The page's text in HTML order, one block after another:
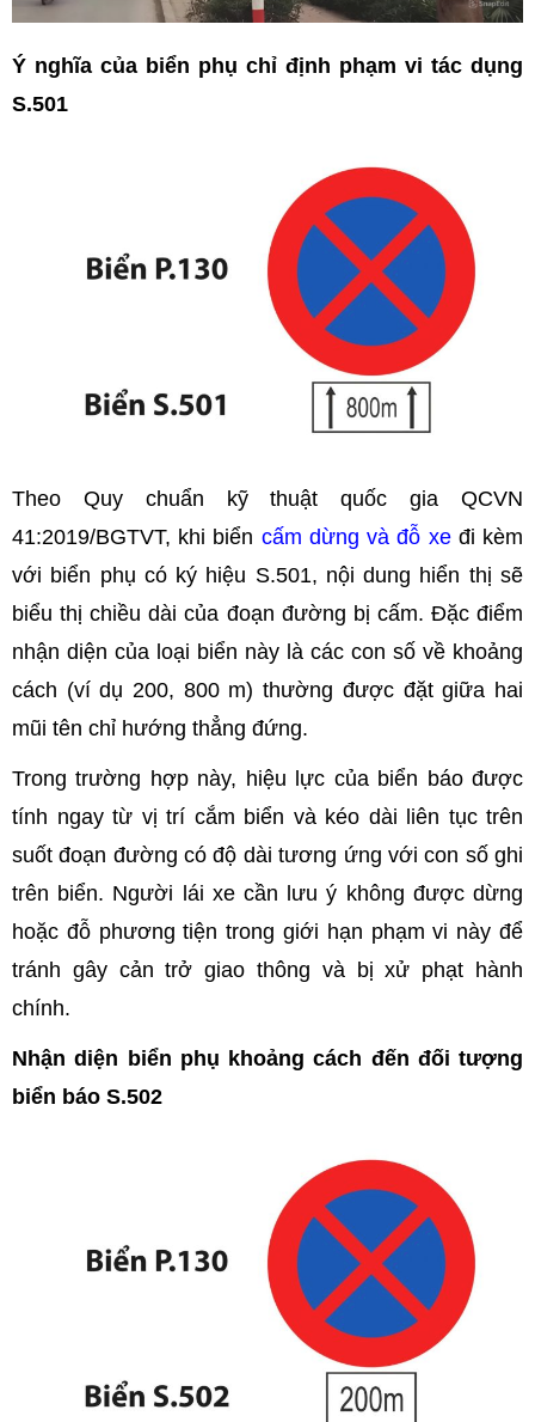
Ý nghĩa của biển phụ chỉ định phạm vi tác dụng
S.501
Theo Quy chuẩn kỹ thuật quốc gia QCVN
41:2019/BGTVT, khi biển cấm dừng và đỗ xe đi kèm
với biển phụ có ký hiệu S.501, nội dung hiển thị sẽ
biểu thị chiều dài của đoạn đường bị cấm. Đặc điểm
nhận diện của loại biển này là các con số về khoảng
cách (ví dụ 200, 800 m) thường được đặt giữa hai
mũi tên chỉ hướng thẳng đứng.
Trong trường hợp này, hiệu lực của biển báo được
tính ngay từ vị trí cắm biển và kéo dài liên tục trên
suốt đoạn đường có độ dài tương ứng với con số ghi
trên biển. Người lái xe cần lưu ý không được dừng
hoặc đỗ phương tiện trong giới hạn phạm vi này để
tránh gây cản trở giao thông và bị xử phạt hành
chính.
Nhận diện biển phụ khoảng cách đến đối tượng
biển báo S.502